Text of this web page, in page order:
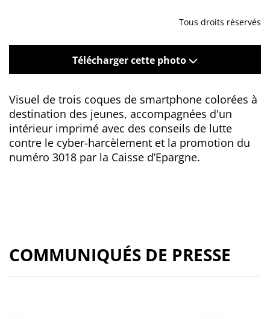
Tous droits réservés
Télécharger cette photo
Visuel de trois coques de smartphone colorées à
destination des jeunes, accompagnées d'un
intérieur imprimé avec des conseils de lutte
contre le cyber-harcèlement et la promotion du
numéro 3018 par la Caisse d’Epargne.
COMMUNIQUÉS DE PRESSE